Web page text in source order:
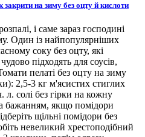
на зиму без оцту й кислоти
і саме зараз господині
Один із найпопулярніших
соку без оцту, які
підходять для соусів,
пелаті без оцту на зиму
2,5-3 кг м'ясистих стиглих
солі без гірки на кожну
бажанням, якщо помідори
щільні помідори без
невеликий хрестоподібний